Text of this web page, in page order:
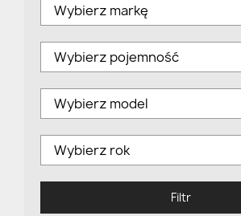
Wybierz markę
Wybierz pojemność
Wybierz model
Wybierz rok
Filtr